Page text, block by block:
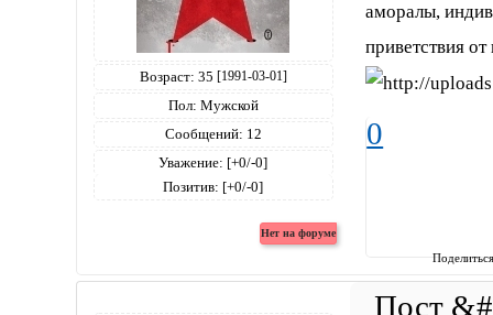
Возраст: 35 [1991-03-01]
Пол: Мужской
Сообщений: 12
Уважение: [+0/-0]
Позитив: [+0/-0]
аморалы,
приветствия
0